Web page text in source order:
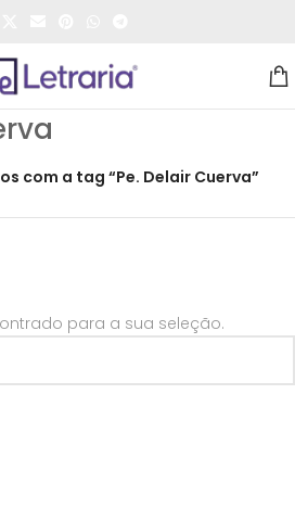
com a tag “Pe. Delair Cuerva”
para a sua seleção.